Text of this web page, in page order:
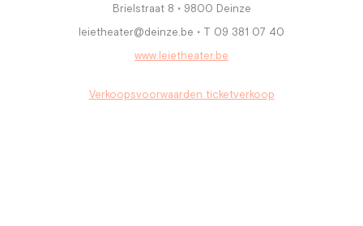
Brielstraat 8 • 9800 Deinze
leietheater@deinze.be • T 09 381 07 40
www.leietheater.be
Verkoopsvoorwaarden ticketverkoop